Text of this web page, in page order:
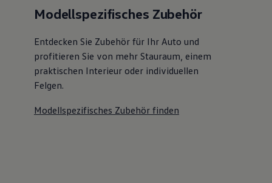
Modellspezifisches Zubehör
Entdecken Sie Zubehör für Ihr Auto und
profitieren Sie von mehr Stauraum, einem
praktischen Interieur oder individuellen
Felgen.
Modellspezifisches Zubehör finden